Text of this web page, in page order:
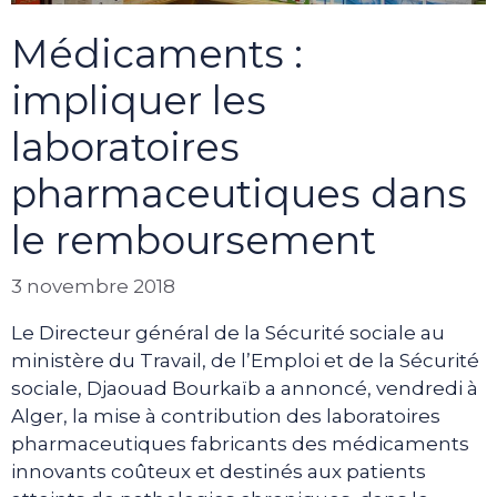
Médicaments :
impliquer les
laboratoires
pharmaceutiques dans
le remboursement
3 novembre 2018
Le Directeur général de la Sécurité sociale au
ministère du Travail, de l’Emploi et de la Sécurité
sociale, Djaouad Bourkaïb a annoncé, vendredi à
Alger, la mise à contribution des laboratoires
pharmaceutiques fabricants des médicaments
innovants coûteux et destinés aux patients